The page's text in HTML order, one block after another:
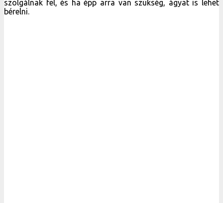
szolgálnak fel, és ha épp arra van szükség, ágyat is lehet
bérelni.